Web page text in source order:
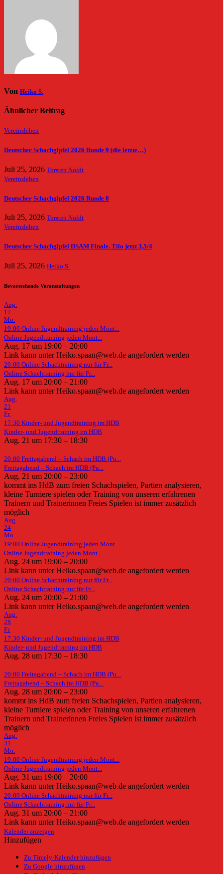
Von Heiko S.
Ähnlicher Beitrag
Vereinsleben
Deutscher Schachgipfel 2026 Runde 9 (die letzte…)
Juli 25, 2026 Torsten Noldt
Vereinsleben
Deutscher Schachgipfel 2026 Runde 8
Juli 25, 2026 Torsten Noldt
Vereinsleben
Deutscher Schachgipfel DSAM Finale. Tilo jetzt 3,5/4
Juli 25, 2026 Heiko S.
Bevorstehende Veranstaltungen
Aug.
17
Mo.
19:00 Online Jugendtraining jeden Mont...
Online Jugendtraining jeden Mont...
Aug. 17 um 19:00 – 20:00
Link kann unter Heiko.spaan@web.de angefordert werden
20:00 Online Schachtraining nur für Fr...
Online Schachtraining nur für Fr...
Aug. 17 um 20:00 – 21:00
Link kann unter Heiko.spaan@web.de angefordert werden
Aug.
21
Fr.
17:30 Kinder- und Jugendtraining im HDB
Kinder- und Jugendtraining im HDB
Aug. 21 um 17:30 – 18:30
20:00 Freitagabend – Schach im HDB (Pu...
Freitagabend – Schach im HDB (Pu...
Aug. 21 um 20:00 – 23:00
kommt ins HdB zum freien Schachspielen, Partien analysieren,
kleine Turniere spielen oder Training von unseren erfahrenen
Trainern und Trainerinnen Freies Spielen ist immer zusätzlich
möglich
Aug.
24
Mo.
19:00 Online Jugendtraining jeden Mont...
Online Jugendtraining jeden Mont...
Aug. 24 um 19:00 – 20:00
Link kann unter Heiko.spaan@web.de angefordert werden
20:00 Online Schachtraining nur für Fr...
Online Schachtraining nur für Fr...
Aug. 24 um 20:00 – 21:00
Link kann unter Heiko.spaan@web.de angefordert werden
Aug.
28
Fr.
17:30 Kinder- und Jugendtraining im HDB
Kinder- und Jugendtraining im HDB
Aug. 28 um 17:30 – 18:30
20:00 Freitagabend – Schach im HDB (Pu...
Freitagabend – Schach im HDB (Pu...
Aug. 28 um 20:00 – 23:00
kommt ins HdB zum freien Schachspielen, Partien analysieren,
kleine Turniere spielen oder Training von unseren erfahrenen
Trainern und Trainerinnen Freies Spielen ist immer zusätzlich
möglich
Aug.
31
Mo.
19:00 Online Jugendtraining jeden Mont...
Online Jugendtraining jeden Mont...
Aug. 31 um 19:00 – 20:00
Link kann unter Heiko.spaan@web.de angefordert werden
20:00 Online Schachtraining nur für Fr...
Online Schachtraining nur für Fr...
Aug. 31 um 20:00 – 21:00
Link kann unter Heiko.spaan@web.de angefordert werden
Kalender anzeigen
Hinzufügen
Zu Timely-Kalender hinzufügen
Zu Google hinzufügen